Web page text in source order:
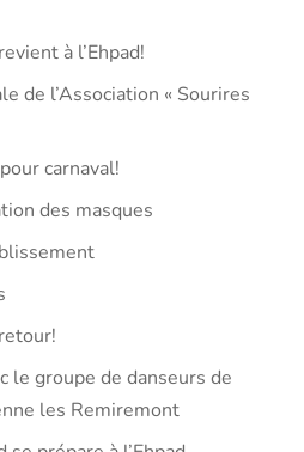
à l’Ehpad!
de l’Association « Sourires
carnaval!
des masques
le groupe de danseurs de
les Remiremont